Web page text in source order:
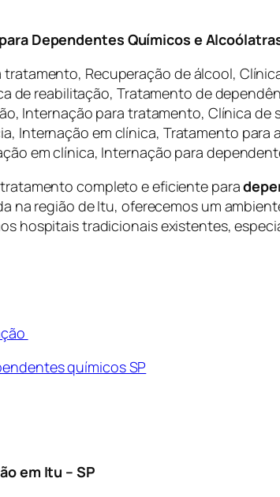
Dependentes Químicos e
Recuperação de álcool,
de reabilitação, Tratamento de
Internação para tratamento, Clínica
Internação em clínica, Tratamento
em clínica, Internação para
completo e eficiente para
na região de Itu, oferecemos um
hospitais tradicionais existentes,
químicos SP
em Itu – SP